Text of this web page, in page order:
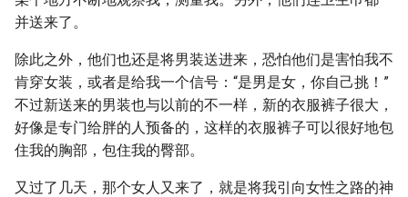
并送来了。
除此之外，他们也还是将男装送进来，恐怕他们是害怕我不
肯穿女装，或者是给我一个信号：“是男是女，你自己挑！”
不过新送来的男装也与以前的不一样，新的衣服裤子很大，
好像是专门给胖的人预备的，这样的衣服裤子可以很好地包
住我的胸部，包住我的臀部。
又过了几天，那个女人又来了，就是将我引向女性之路的神